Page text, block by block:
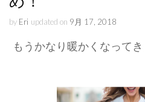
by Eri updated on 9月 17, 2018
もうかなり暖かくなって